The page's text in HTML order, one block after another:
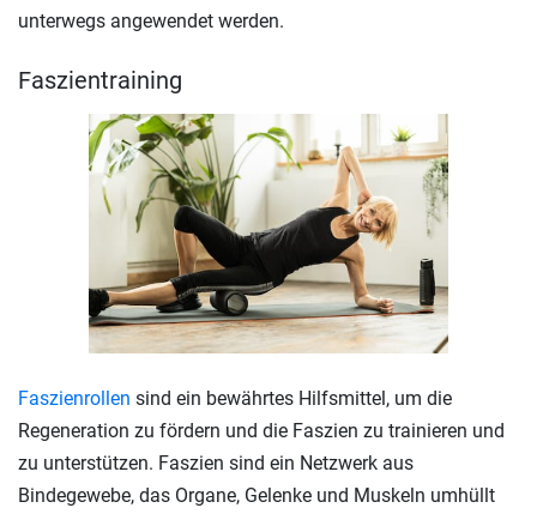
unterwegs angewendet werden.
Faszientraining
Faszienrollen sind ein bewährtes Hilfsmittel, um die
Regeneration zu fördern und die Faszien zu trainieren und
zu unterstützen. Faszien sind ein Netzwerk aus
Bindegewebe, das Organe, Gelenke und Muskeln umhüllt